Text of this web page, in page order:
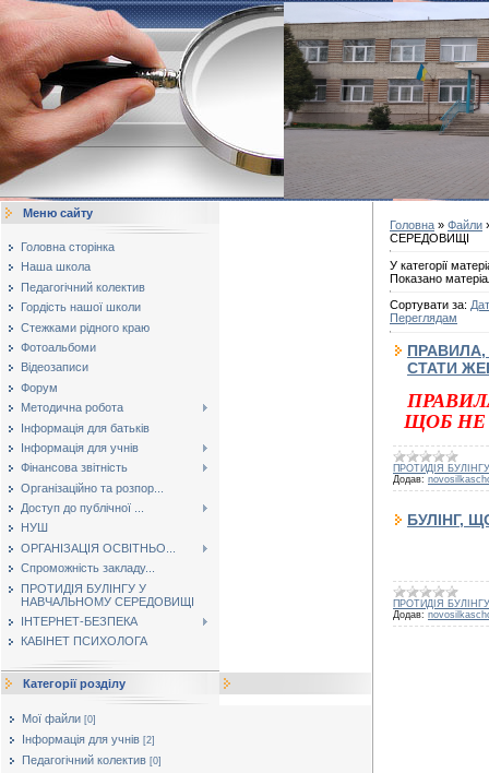
Меню сайту
Головна сторінка
Наша школа
Педагогічний колектив
Гордість нашої школи
Стежками рідного краю
Фотоальбоми
Відеозаписи
Форум
Методична робота
Інформація для батьків
Інформація для учнів
Фінансова звітність
Організаційно та розпор...
Доступ до публічної ...
НУШ
ОРГАНІЗАЦІЯ ОСВІТНЬО...
Спроможність закладу...
ПРОТИДІЯ БУЛІНГУ У
НАВЧАЛЬНОМУ СЕРЕДОВИЩІ
ІНТЕРНЕТ-БЕЗПЕКА
КАБІНЕТ ПСИХОЛОГА
Категорії розділу
Мої файли [0]
Інформація для учнів [2]
Педагогічний колектив [0]
Головна » Файли
СЕРЕДОВИЩІ
У категорії
Показано
Сортувати за:
Переглядам
СТАТИ
ЩОБ НЕ
ПРОТИДІЯ
Додав:
БУЛІНГ,
ПРОТИДІЯ
Додав: